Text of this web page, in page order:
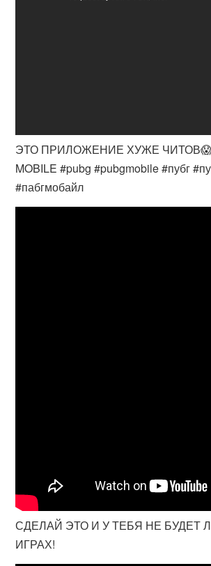
ЭТО ПРИЛОЖЕНИЕ ХУЖЕ
MOBILE #pubg #pubgmobile #пубг
#пабгмобайл
СДЕЛАЙ ЭТО И У ТЕБЯ НЕ БУДЕТ
ИГРАХ!